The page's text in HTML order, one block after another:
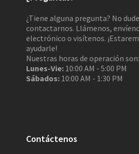
¿Tiene alguna pregunta? No
contactarnos. Llámenos,
electrónico o visítenos.
ayudarle!
Nuestras horas de operación son:
Lunes-Vie: 10:00 AM - 5:00 PM
Sábados: 10:00 AM - 1:30 PM
Contáctenos